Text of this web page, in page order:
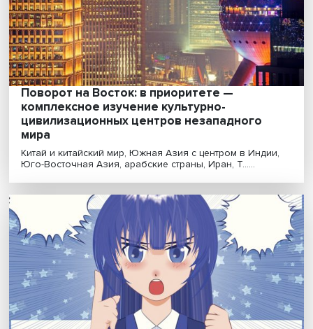
Запрос на самостоятельность: как
индивидуальное благосостояние и
устойчивость государства
Ученые отмечают глобальный парадокс: несмотря на
масштабность охвата высшим образованием и